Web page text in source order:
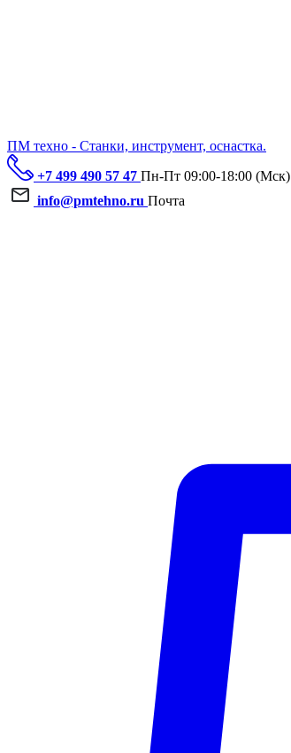
ПМ техно - Станки, инструмент, оснастка.
+7 499 490 57 47 Пн-Пт 09:00-18:00 (Мск)
info@pmtehno.ru Почта